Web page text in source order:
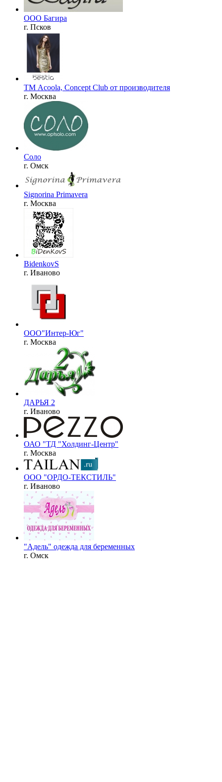
ООО Багира
г. Псков
ТМ Acoola, Concept Club от производителя
г. Москва
Соло
г. Омск
Signorina Primavera
г. Москва
BidenkovS
г. Иваново
ООО"Интер-Юг"
г. Москва
ДАРЬЯ 2
г. Иваново
ОАО "ТД "Холдинг-Центр"
г. Москва
ООО "ОРДО-ТЕКСТИЛЬ"
г. Иваново
"Адель" одежда для беременных
г. Омск